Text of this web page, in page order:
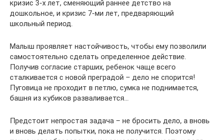
кризис 3-х лет, сменяющий раннее детство на
дошкольное, и кризис 7-ми лет, предваряющий
школьный период.
Малыш проявляет настойчивость, чтобы ему позволили
самостоятельно сделать определенное действие.
Получив согласие старших, ребенок чаще всего
сталкивается с новой преградой – дело не спорится!
Пуговица не проходит в петлю, сумка не поднимается,
башня из кубиков разваливается…
Предстоит непростая задача – не бросить дело, а вновь
и вновь делать попытки, пока не получится. Поэтому